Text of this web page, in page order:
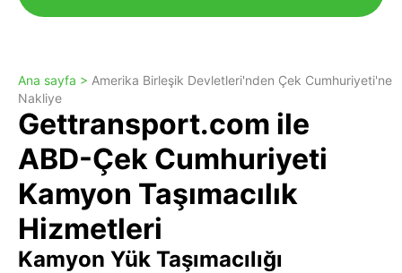
Ana sayfa > Amerika Birleşik Devletleri'nden Çek Cumhuriyeti'ne
Nakliye
Gettransport.com ile
ABD-Çek Cumhuriyeti
Kamyon Taşımacılık
Hizmetleri
Kamyon Yük Taşımacılığı